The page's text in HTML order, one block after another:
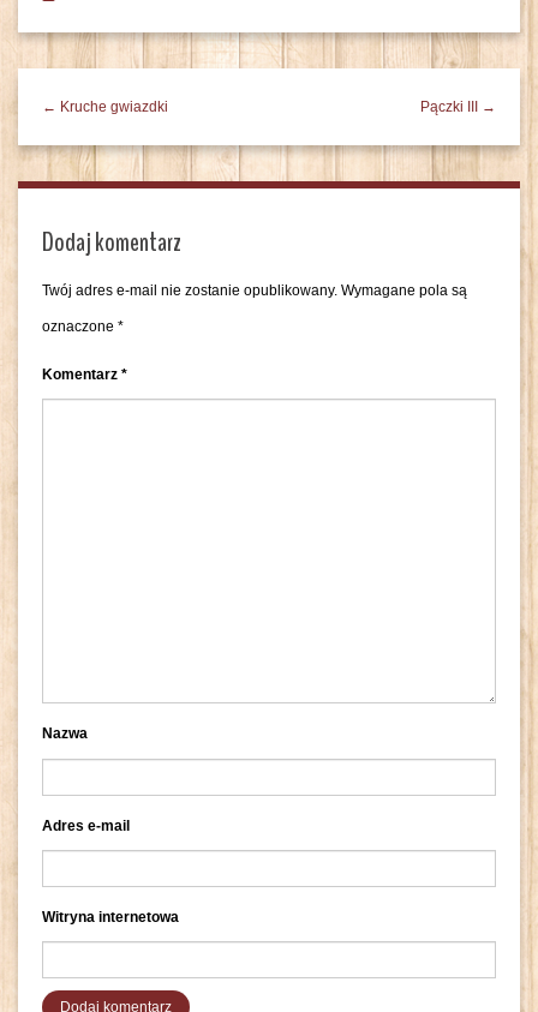
← Kruche gwiazdki Pączki III →
Dodaj komentarz
Twój adres e-mail nie zostanie opublikowany. Wymagane pola są
oznaczone *
Komentarz *
Nazwa
Adres e-mail
Witryna internetowa